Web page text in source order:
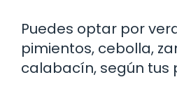
Puedes optar por
pimientos, cebolla,
calabacín, según tus